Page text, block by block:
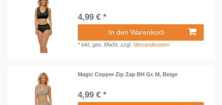
4,99 € *
In den Warenkorb
*inkl. ges. MwSt. zzgl.Versandkosten
Magic Copper Zip Zap BH Gr. M, Beige
4,99 € *